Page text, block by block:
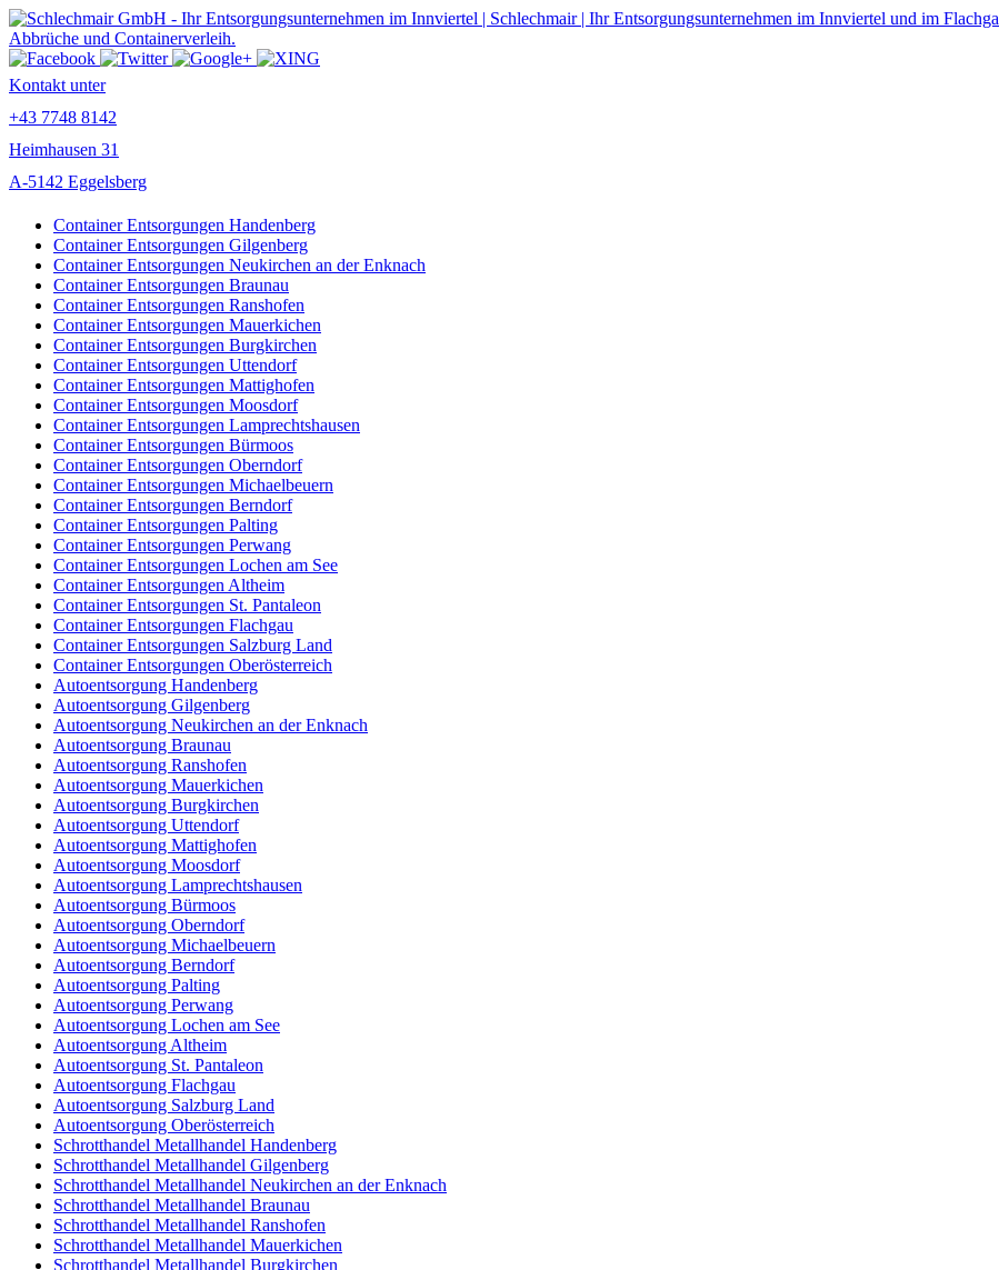
Kontakt unter
+43 7748 8142
Heimhausen 31
A-5142 Eggelsberg
Container Entsorgungen Handenberg
Container Entsorgungen Gilgenberg
Container Entsorgungen Neukirchen an der Enknach
Container Entsorgungen Braunau
Container Entsorgungen Ranshofen
Container Entsorgungen Mauerkichen
Container Entsorgungen Burgkirchen
Container Entsorgungen Uttendorf
Container Entsorgungen Mattighofen
Container Entsorgungen Moosdorf
Container Entsorgungen Lamprechtshausen
Container Entsorgungen Bürmoos
Container Entsorgungen Oberndorf
Container Entsorgungen Michaelbeuern
Container Entsorgungen Berndorf
Container Entsorgungen Palting
Container Entsorgungen Perwang
Container Entsorgungen Lochen am See
Container Entsorgungen Altheim
Container Entsorgungen St. Pantaleon
Container Entsorgungen Flachgau
Container Entsorgungen Salzburg Land
Container Entsorgungen Oberösterreich
Autoentsorgung Handenberg
Autoentsorgung Gilgenberg
Autoentsorgung Neukirchen an der Enknach
Autoentsorgung Braunau
Autoentsorgung Ranshofen
Autoentsorgung Mauerkichen
Autoentsorgung Burgkirchen
Autoentsorgung Uttendorf
Autoentsorgung Mattighofen
Autoentsorgung Moosdorf
Autoentsorgung Lamprechtshausen
Autoentsorgung Bürmoos
Autoentsorgung Oberndorf
Autoentsorgung Michaelbeuern
Autoentsorgung Berndorf
Autoentsorgung Palting
Autoentsorgung Perwang
Autoentsorgung Lochen am See
Autoentsorgung Altheim
Autoentsorgung St. Pantaleon
Autoentsorgung Flachgau
Autoentsorgung Salzburg Land
Autoentsorgung Oberösterreich
Schrotthandel Metallhandel Handenberg
Schrotthandel Metallhandel Gilgenberg
Schrotthandel Metallhandel Neukirchen an der Enknach
Schrotthandel Metallhandel Braunau
Schrotthandel Metallhandel Ranshofen
Schrotthandel Metallhandel Mauerkichen
Schrotthandel Metallhandel Burgkirchen